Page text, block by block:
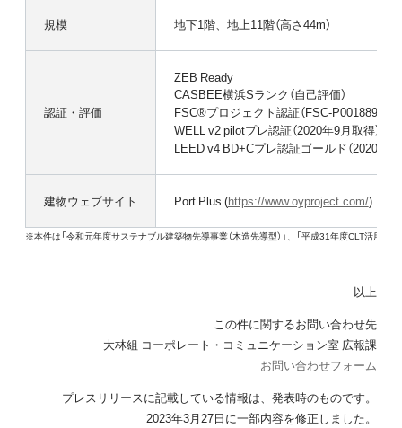
規模 地下1階、地上11階（高さ44m）
認証・評価
ZEB Ready
CASBEE横浜Sランク（自己評価）
FSC®プロジェクト認証（FSC-P001889）
WELL v2 pilotプレ認証（2020年9月取得）
LEED v4 BD+Cプレ認証ゴールド（2020年10
建物ウェブサイト Port Plus (https://www.oyproject.com/)
※本件は「令和元年度サステナブル建築物先導事業（木造先導型）」、「平成31年度CLT活用建
以上
この件に関するお問い合わせ先
大林組 コーポレート・コミュニケーション室 広報課
お問い合わせフォーム
プレスリリースに記載している情報は、発表時のものです。
2023年3月27日に一部内容を修正しました。